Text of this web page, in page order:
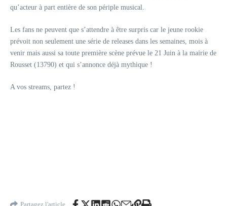
qu’acteur à part entière de son périple musical.
Les fans ne peuvent que s’attendre à être surpris car le jeune rookie
prévoit non seulement une série de releases dans les semaines, mois à
venir mais aussi sa toute première scène prévue le 21 Juin à la mairie de
Rousset (13790) et qui s’annonce déjà mythique !
A vos streams, partez !
Partagez l'article